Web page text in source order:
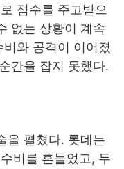
점수를 주고받으
없는 상황이 계속
와 공격이 이어졌
간을 잡지 못했다.
을 펼쳤다. 롯데는
비를 흔들었고, 두